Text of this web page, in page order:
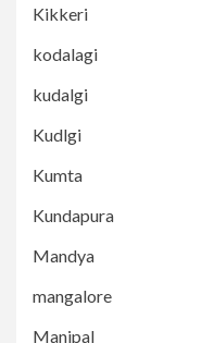
Kikkeri
kodalagi
kudalgi
Kudlgi
Kumta
Kundapura
Mandya
mangalore
Manipal